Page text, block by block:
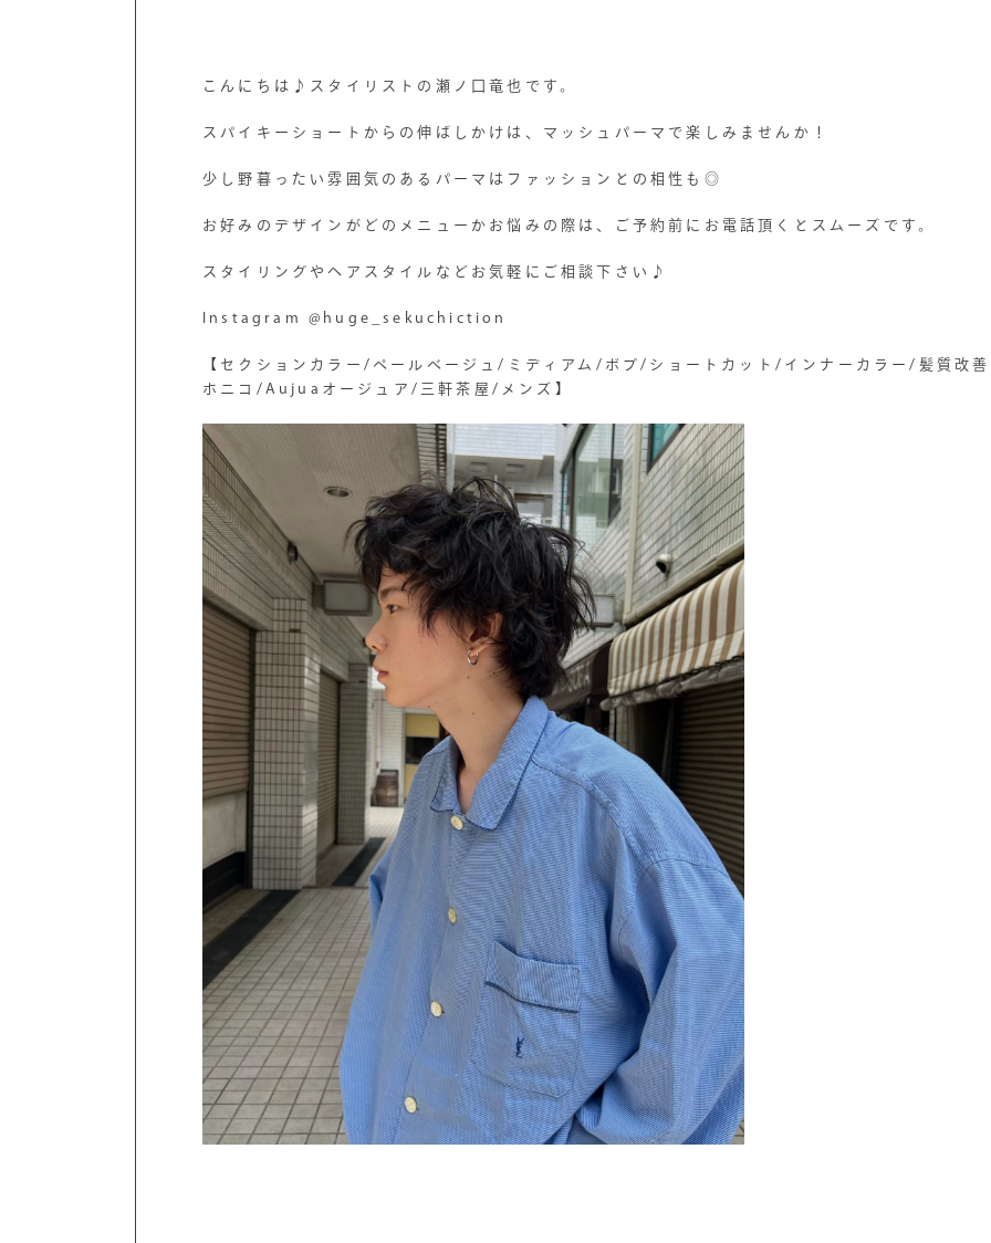
こんにちは♪スタイリストの瀬ノ口竜也です。
スパイキーショートからの伸ばしかけは、マッシュパーマで楽しみませんか！
少し野暮ったい雰囲気のあるパーマはファッションとの相性も◎
お好みのデザインがどのメニューかお悩みの際は、ご予約前にお電話頂くとスムーズです。
スタイリングやヘアスタイルなどお気軽にご相談下さい♪
Instagram @huge_sekuchiction
【セクションカラー/ペールベージュ/ミディアム/ボブ/ショートカット/インナーカラー/髪質改
ホニコ/Aujuaオージュア/三軒茶屋/メンズ】